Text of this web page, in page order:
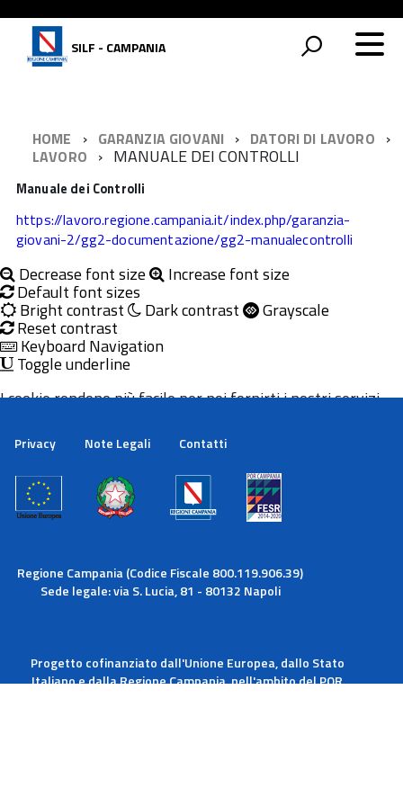
SILF - CAMPANIA
HOME GARANZIA GIOVANI
DATORI DI LAVORO
LAVORO
MANUALE DEI CONTROLLI
Manuale dei Controlli
https://lavoro.regione.campania.it/index.php/garanzia-
giovani-2/gg2-documentazione/gg2-manualecontrolli
Decrease font size Increase font size
Default font sizes
Bright contrast Dark contrast Grayscale
Reset contrast
Keyboard Navigation
Toggle underline
Privacy Note Legali Contatti
Regione Campania (Codice Fiscale 800.119.906.39)
Sede legale: via S. Lucia, 81 - 80132 Napoli
Progetto cofinanziato dall'Unione Europea, dallo Stato
Italiano e dalla Regione Campania, nell'ambito del POR
I cookie rendono più facile per noi fornirti i nostri servizi.
cookie.
Maggiori informazioni